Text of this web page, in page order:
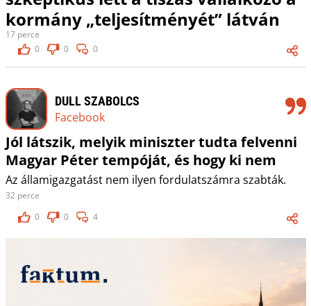
kormány „teljesítményét” látván
17 perce
0
0 0
DULL SZABOLCS
Facebook
Jól látszik, melyik miniszter tudta felvenni
Magyar Péter tempóját, és hogy ki nem
Az államigazgatást nem ilyen fordulatszámra szabták.
32 perce
0
0 4